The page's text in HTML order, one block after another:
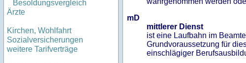
Besoldungsvergleich
Ärzte
Kirchen, Wohlfahrt
Sozialversicherungen
weitere Tarifverträge
mD
mittlerer Dienst
ist eine Laufbahn im
Grundvoraussetzung für
einschlägiger